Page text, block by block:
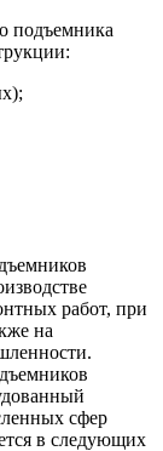
подъемника
работ, при
на
сфер
в следующих